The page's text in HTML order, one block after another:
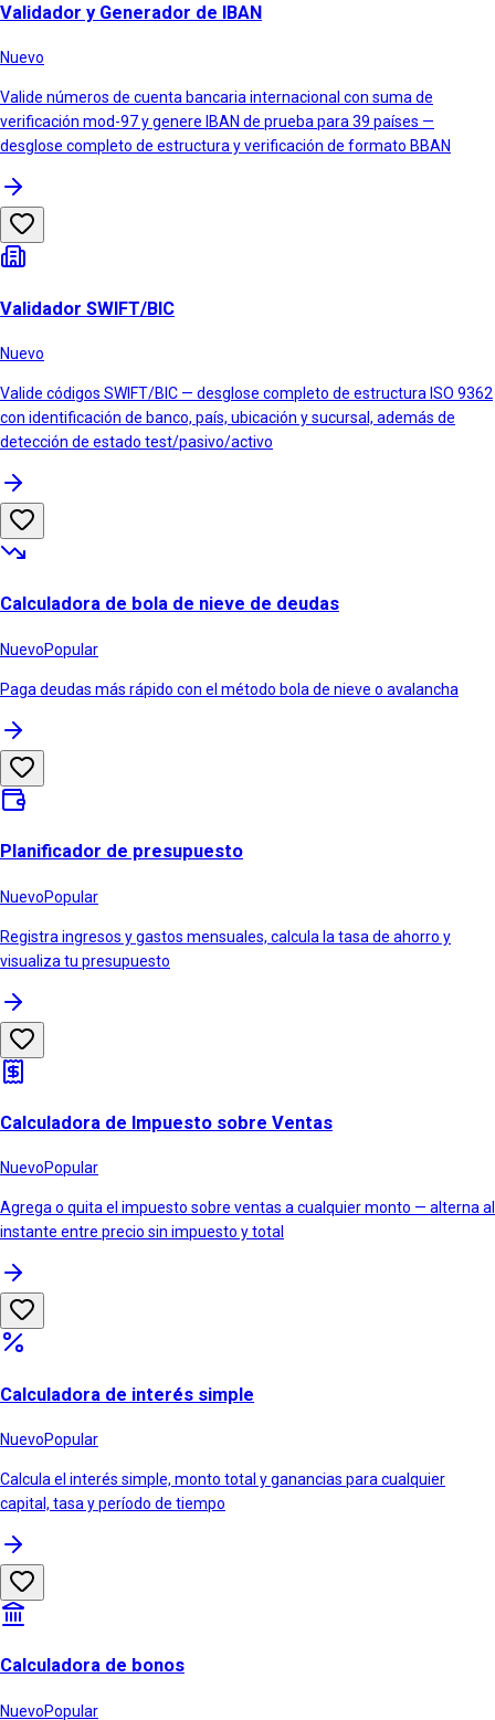
Validador y Generador de IBAN
Nuevo
Valide números de cuenta bancaria internacional con suma de
verificación mod-97 y genere IBAN de prueba para 39 países —
desglose completo de estructura y verificación de formato BBAN
Validador SWIFT/BIC
Nuevo
Valide códigos SWIFT/BIC — desglose completo de estructura ISO 9362
con identificación de banco, país, ubicación y sucursal, además de
detección de estado test/pasivo/activo
Calculadora de bola de nieve de deudas
NuevoPopular
Paga deudas más rápido con el método bola de nieve o avalancha
Planificador de presupuesto
NuevoPopular
Registra ingresos y gastos mensuales, calcula la tasa de ahorro y
visualiza tu presupuesto
Calculadora de Impuesto sobre Ventas
NuevoPopular
Agrega o quita el impuesto sobre ventas a cualquier monto — alterna al
instante entre precio sin impuesto y total
Calculadora de interés simple
NuevoPopular
Calcula el interés simple, monto total y ganancias para cualquier
capital, tasa y período de tiempo
Calculadora de bonos
NuevoPopular